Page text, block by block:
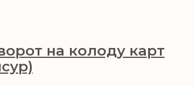
на колоду карт